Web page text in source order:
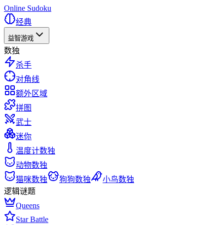
Online Sudoku
经典
益智游戏
数独
杀手
对角线
额外区域
拼图
武士
迷你
温度计数独
动物数独
猫咪数独
狗狗数独
小鸟数独
逻辑谜题
Queens
Star Battle